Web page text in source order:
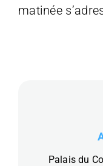
matinée
Palais du